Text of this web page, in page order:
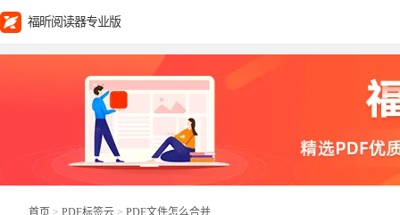
福昕阅读器专业版
首页 > PDF标签云 > PDF文件怎么合并